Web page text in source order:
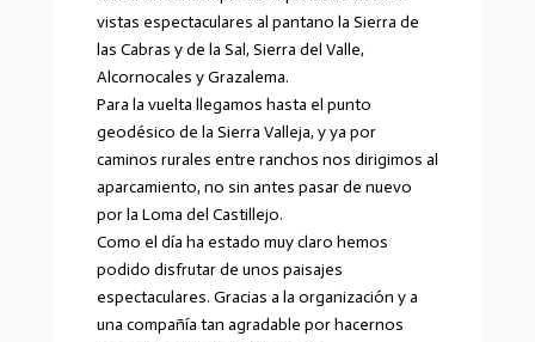
vistas espectaculares al pantano la Sierra de
las Cabras y de la Sal, Sierra del Valle,
Alcornocales y Grazalema.
Para la vuelta llegamos hasta el punto
geodésico de la Sierra Valleja, y ya por
caminos rurales entre ranchos nos dirigimos al
aparcamiento, no sin antes pasar de nuevo
por la Loma del Castillejo.
Como el día ha estado muy claro hemos
podido disfrutar de unos paisajes
espectaculares. Gracias a la organización y a
una compañía tan agradable por hacernos